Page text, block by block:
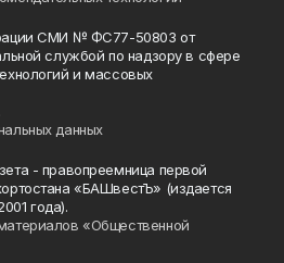
СМИ № ФС77-50803 от
службой по надзору в сфере
и массовых
данных
- правопреемница первой
«БАШвестЪ» (издается
года).
«Общественной